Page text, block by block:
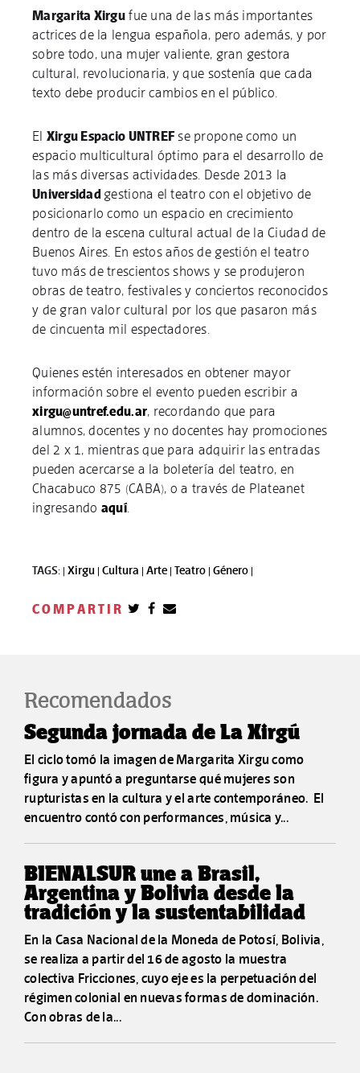
Margarita Xirgu fue una de las más importantes
actrices de la lengua española, pero además, y por
sobre todo, una mujer valiente, gran gestora
cultural, revolucionaria, y que sostenía que cada
texto debe producir cambios en el público.
El Xirgu Espacio UNTREFse propone como un
espacio multicultural óptimo para el desarrollo de
las más diversas actividades. Desde 2013 la
Universidad gestiona el teatro con el objetivo de
posicionarlo como un espacio en crecimiento
dentro de la escena cultural actual de la Ciudad de
Buenos Aires. En estos años de gestión el teatro
tuvo más de trescientos shows y se produjeron
obras de teatro, festivales y conciertos reconocidos
y de gran valor cultural por los que pasaron más
de cincuenta mil espectadores.
Quienes estén interesados en obtener mayor
información sobre el evento pueden escribir a
xirgu@untref.edu.ar, recordando que para
alumnos, docentes y no docentes hay promociones
del 2 x 1, mientras que para adquirir las entradas
pueden acercarse a la boletería del teatro, en
Chacabuco 875 (CABA), o a través de Plateanet
ingresando aquí.
TAGS: | Xirgu | Cultura | Arte | Teatro | Género |
COMPARTIR
Recomendados
Segunda jornada de La Xirgú
El ciclo tomó la imagen de Margarita Xirgu como
figura y apuntó a preguntarse qué mujeres son
rupturistas en la cultura y el arte contemporáneo. El
encuentro contó con performances, música y...
BIENALSUR une a Brasil,
Argentina y Bolivia desde la
tradición y la sustentabilidad
En la Casa Nacional de la Moneda de Potosí, Bolivia,
se realiza a partir del 16 de agosto la muestra
colectiva Fricciones, cuyo eje es la perpetuación del
régimen colonial en nuevas formas de dominación.
Con obras de la...